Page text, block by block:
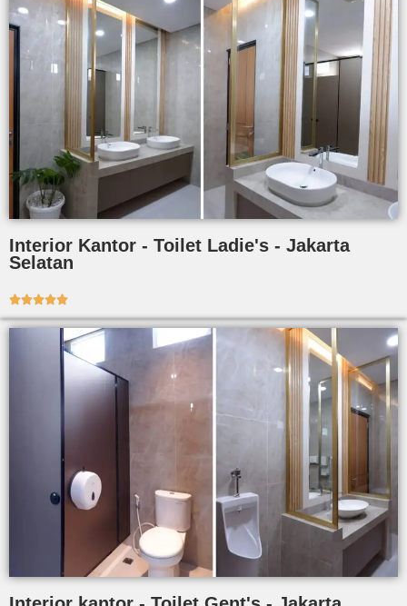
Interior Kantor - Toilet Ladie's - Jakarta
Selatan
